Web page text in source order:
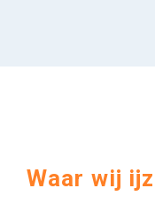
Waar wij